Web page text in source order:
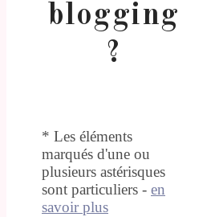
blogging
?
* Les éléments
marqués d'une ou
plusieurs astérisques
sont particuliers - en
savoir plus